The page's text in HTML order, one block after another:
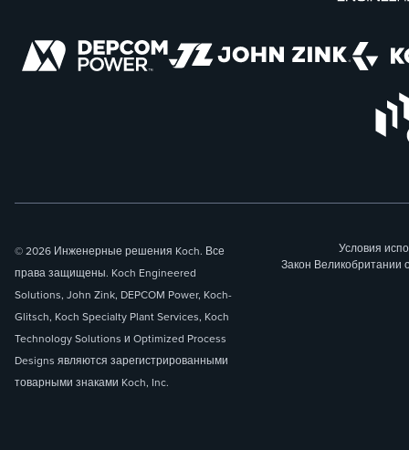
© 2026 Инженерные решения Koch. Все
права защищены. Koch Engineered
Solutions, John Zink, DEPCOM Power, Koch-
Glitsch, Koch Specialty Plant Services, Koch
Technology Solutions и Optimized Process
Designs являются зарегистрированными
товарными знаками Koch, Inc.
Условия
Закон Великобритании